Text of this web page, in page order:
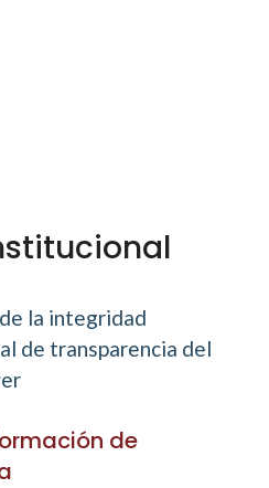
la integridad
de transparencia del
de